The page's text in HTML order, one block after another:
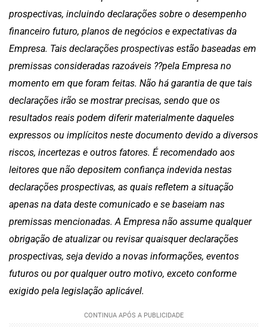
prospectivas, incluindo declarações sobre o desempenho
financeiro futuro, planos de negócios e expectativas da
Empresa. Tais declarações prospectivas estão baseadas em
premissas consideradas razoáveis ??pela Empresa no
momento em que foram feitas. Não há garantia de que tais
declarações irão se mostrar precisas, sendo que os
resultados reais podem diferir materialmente daqueles
expressos ou implícitos neste documento devido a diversos
riscos, incertezas e outros fatores. É recomendado aos
leitores que não depositem confiança indevida nestas
declarações prospectivas, as quais refletem a situação
apenas na data deste comunicado e se baseiam nas
premissas mencionadas. A Empresa não assume qualquer
obrigação de atualizar ou revisar quaisquer declarações
prospectivas, seja devido a novas informações, eventos
futuros ou por qualquer outro motivo, exceto conforme
exigido pela legislação aplicável.